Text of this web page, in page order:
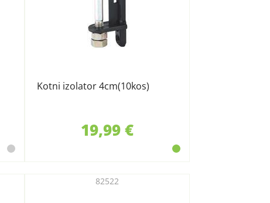
Kotni izolator 4cm(10kos)
19,99 €
82522